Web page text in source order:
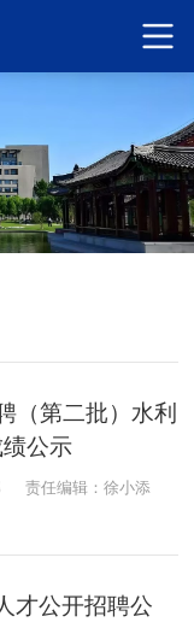
（第二批）水利
公示
责任编辑：徐小添
才公开招聘公